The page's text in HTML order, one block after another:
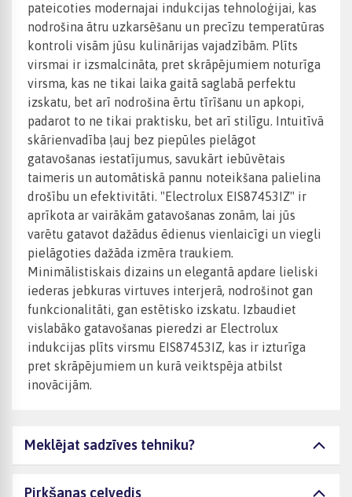
pateicoties modernajai indukcijas tehnoloģijai, kas
nodrošina ātru uzkarsēšanu un precīzu temperatūras
kontroli visām jūsu kulinārijas vajadzībām. Plīts
virsmai ir izsmalcināta, pret skrāpējumiem noturīga
virsma, kas ne tikai laika gaitā saglabā perfektu
izskatu, bet arī nodrošina ērtu tīrīšanu un apkopi,
padarot to ne tikai praktisku, bet arī stilīgu. Intuitīvā
skārienvadība ļauj bez piepūles pielāgot
gatavošanas iestatījumus, savukārt iebūvētais
taimeris un automātiskā pannu noteikšana palielina
drošību un efektivitāti. "Electrolux EIS87453IZ" ir
aprīkota ar vairākām gatavošanas zonām, lai jūs
varētu gatavot dažādus ēdienus vienlaicīgi un viegli
pielāgoties dažāda izmēra traukiem.
Minimālistiskais dizains un elegantā apdare lieliski
iederas jebkuras virtuves interjerā, nodrošinot gan
funkcionalitāti, gan estētisko izskatu. Izbaudiet
vislabāko gatavošanas pieredzi ar Electrolux
indukcijas plīts virsmu EIS87453IZ, kas ir izturīga
pret skrāpējumiem un kurā veiktspēja atbilst
inovācijām.
Meklējat sadzīves tehniku?
Pirkšanas ceļvedis